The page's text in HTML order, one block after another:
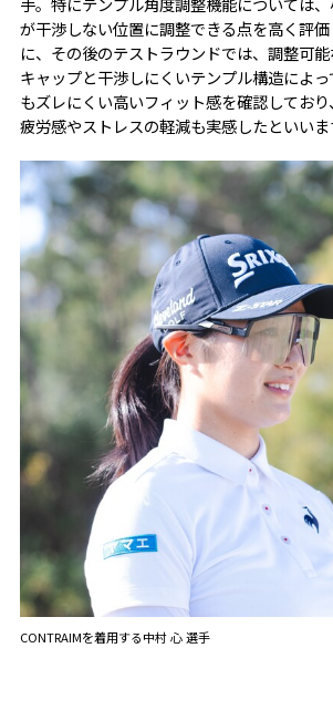
CONTRAIMを着用する中村 心 選手
が干渉しない位置に調整できる点を高く評
に、その後のテストラウンドでは、調整可能
キャップと干渉しにくいテンプル構造によ
もズレにくい高いフィット感を確認してお
疲労感やストレスの軽減も実感したといいま